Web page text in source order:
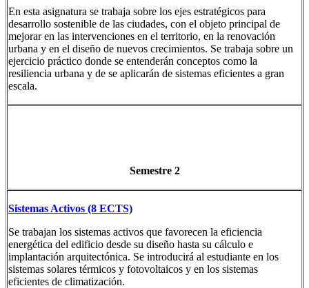
En esta asignatura se trabaja sobre los ejes estratégicos para
desarrollo sostenible de las ciudades, con el objeto principal de
mejorar en las intervenciones en el territorio, en la renovación
urbana y en el diseño de nuevos crecimientos. Se trabaja sobre un
ejercicio práctico donde se entenderán conceptos como la
resiliencia urbana y de se aplicarán de sistemas eficientes a gran
escala.
Semestre 2
Sistemas Activos (8 ECTS)
Se trabajan los sistemas activos que favorecen la eficiencia
energética del edificio desde su diseño hasta su cálculo e
implantación arquitectónica. Se introducirá al estudiante en los
sistemas solares térmicos y fotovoltaicos y en los sistemas
eficientes de climatización.